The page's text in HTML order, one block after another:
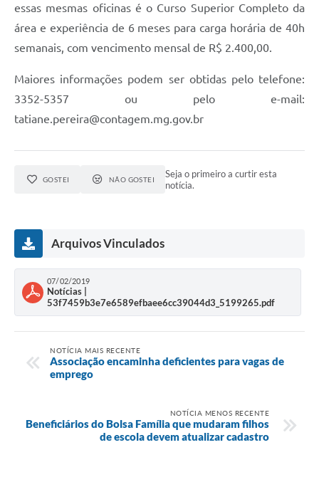
essas mesmas oficinas é o Curso Superior Completo da
área e experiência de 6 meses para carga horária de 40h
semanais, com vencimento mensal de R$ 2.400,00.
Maiores informações podem ser obtidas pelo telefone:
3352-5357 ou pelo e-mail:
tatiane.pereira@contagem.mg.gov.br
GOSTEI NÃO GOSTEI
Seja o primeiro a curtir esta
notícia.
Arquivos Vinculados
07/02/2019
Notícias |
53f7459b3e7e6589efbaee6cc39044d3_5199265.pdf
NOTÍCIA MAIS RECENTE
Associação encaminha deficientes para vagas de
emprego
NOTÍCIA MENOS RECENTE
Beneficiários do Bolsa Família que mudaram filhos
de escola devem atualizar cadastro